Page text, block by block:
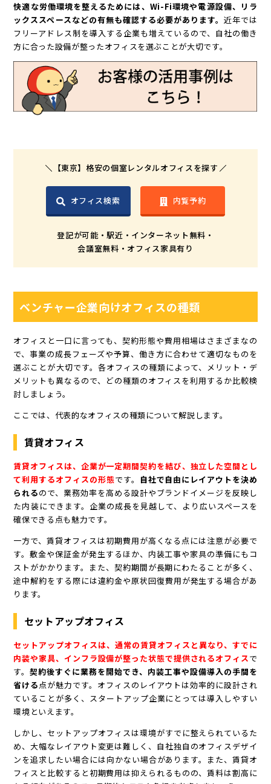
快適な労働環境を整えるためには、Wi-Fi環境や電源設備、リラ
ックススペースなどの有無も確認する必要があります。 近年では
フリーアドレス制を導入する企業も増えているので、自社の働き
方に合った設備が整ったオフィスを選ぶことが大切です。
【東京】格安の個室レンタルオフィスを探す
オフィス検索 内覧予約
登記が可能・駅近・インターネット無料・
会議室無料・オフィス家具有り
ベンチャー企業向けオフィスの種類
オフィスと一口に言っても、契約形態や費用相場はさまざまなの
で、事業の成長フェーズや予算、働き方に合わせて適切なものを
選ぶことが大切です。各オフィスの種類によって、メリット・デ
メリットも異なるので、どの種類のオフィスを利用するか比較検
討しましょう。
ここでは、代表的なオフィスの種類について解説します。
賃貸オフィス
賃貸オフィスは、企業が一定期間契約を結び、独立した空間とし
て利用するオフィスの形態です。
自社で自由にレイアウトを決め
られるので、業務効率を高める設計やブランドイメージを反映し
た内装にできます。企業の成長を見越して、より広いスペースを
確保できる点も魅力です。
一方で、賃貸オフィスは初期費用が高くなる点には注意が必要で
す。敷金や保証金が発生するほか、内装工事や家具の準備にもコ
ストがかかります。また、契約期間が長期にわたることが多く、
途中解約をする際には違約金や原状回復費用が発生する場合があ
ります。
セットアップオフィス
セットアップオフィスは、通常の賃貸オフィスと異なり、すでに
内装や家具、インフラ設備が整った状態で提供されるオフィスで
す。契約後すぐに業務を開始でき、内装工事や設備導入の手間を
省ける点が魅力です。オフィスのレイアウトは効率的に設計され
ていることが多く、スタートアップ企業にとっては導入しやすい
環境といえます。
しかし、セットアップオフィスは環境がすでに整えられているた
め、大幅なレイアウト変更は難しく、自社独自のオフィスデザイ
ンを追求したい場合には向かない場合があります。また、賃貸オ
フィスと比較すると初期費用は抑えられるものの、賃料は割高に